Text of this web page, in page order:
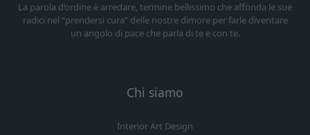
La parola d’ordine è arredare, termine bellissimo che affonda le sue
radici nel “prendersi cura” delle nostre dimore per farle diventare
un angolo di pace che parla di te e con te.
Chi siamo
Interior Art Design